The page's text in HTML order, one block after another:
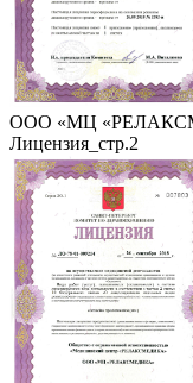
ООО «МЦ
Лицензия_стр.2